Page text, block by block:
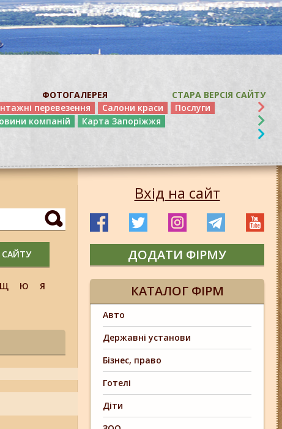
ФОТОГАЛЕРЕЯ
СТАРА ВЕРСІЯ САЙТУ
перевезення Салони краси
Послуги
компаній
Карта Запоріжжя
Щ Ю
Я
Вхід на сайт
ДОДАТИ ФІРМУ
КАТАЛОГ ФІРМ
Авто
Державні установи
Бізнес, право
Готелі
Діти